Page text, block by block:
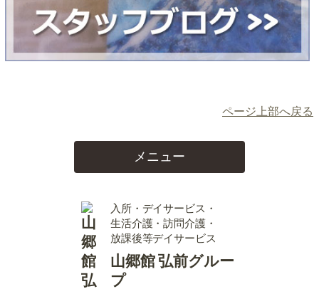
ページ上部へ戻る
メニュー
入所・デイサービス・
生活介護・訪問介護・
放課後等デイサービス
山郷館 弘前グルー
プ